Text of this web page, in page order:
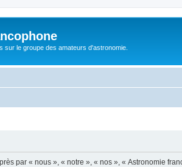
sur le groupe des amateurs d'astronomie.
par « nous », « notre », « nos », « Astronomie